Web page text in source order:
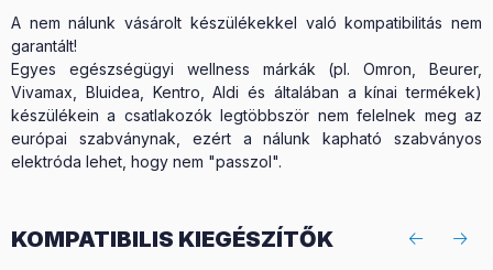
KOMPATIBILIS KIEGÉSZÍTŐK
A nem nálunk vásárolt készülékekkel való kompatibilitás nem
garantált!
Egyes egészségügyi wellness márkák (pl. Omron, Beurer,
Vivamax, Bluidea, Kentro, Aldi és általában a kínai termékek)
készülékein a csatlakozók legtöbbször nem felelnek meg az
európai szabványnak, ezért a nálunk kapható szabványos
elektróda lehet, hogy nem "passzol".